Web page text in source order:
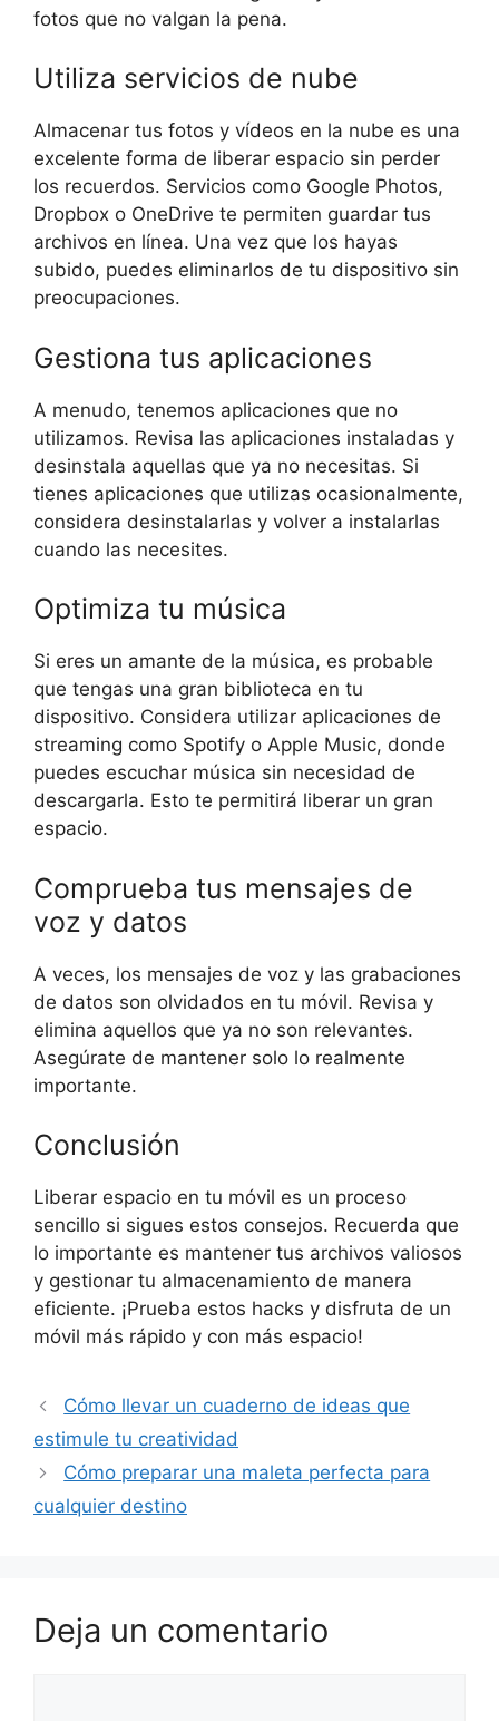
fotos que no valgan la pena.
Utiliza servicios de nube
Almacenar tus fotos y vídeos en la nube es una
excelente forma de liberar espacio sin perder
los recuerdos. Servicios como Google Photos,
Dropbox o OneDrive te permiten guardar tus
archivos en línea. Una vez que los hayas
subido, puedes eliminarlos de tu dispositivo sin
preocupaciones.
Gestiona tus aplicaciones
A menudo, tenemos aplicaciones que no
utilizamos. Revisa las aplicaciones instaladas y
desinstala aquellas que ya no necesitas. Si
tienes aplicaciones que utilizas ocasionalmente,
considera desinstalarlas y volver a instalarlas
cuando las necesites.
Optimiza tu música
Si eres un amante de la música, es probable
que tengas una gran biblioteca en tu
dispositivo. Considera utilizar aplicaciones de
streaming como Spotify o Apple Music, donde
puedes escuchar música sin necesidad de
descargarla. Esto te permitirá liberar un gran
espacio.
Comprueba tus mensajes de
voz y datos
A veces, los mensajes de voz y las grabaciones
de datos son olvidados en tu móvil. Revisa y
elimina aquellos que ya no son relevantes.
Asegúrate de mantener solo lo realmente
importante.
Conclusión
Liberar espacio en tu móvil es un proceso
sencillo si sigues estos consejos. Recuerda que
lo importante es mantener tus archivos valiosos
y gestionar tu almacenamiento de manera
eficiente. ¡Prueba estos hacks y disfruta de un
móvil más rápido y con más espacio!
Cómo llevar un cuaderno de ideas que
estimule tu creatividad
Cómo preparar una maleta perfecta para
cualquier destino
Deja un comentario